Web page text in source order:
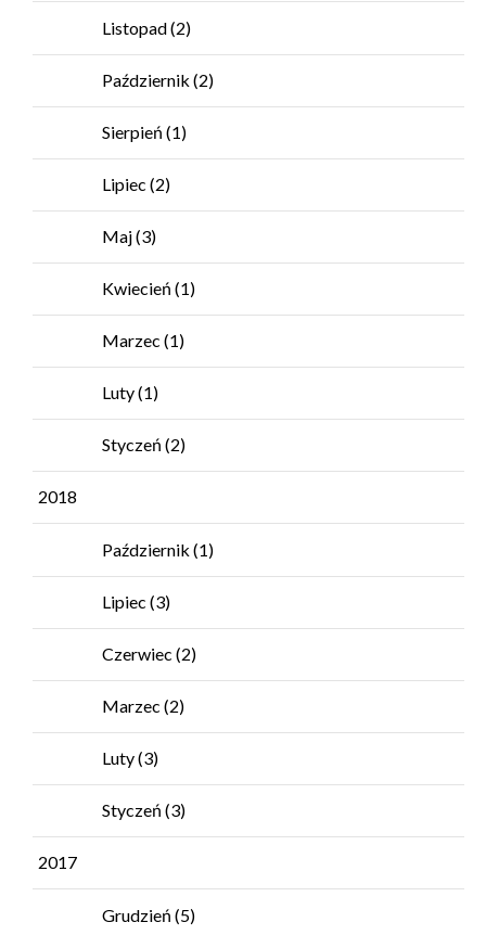
Listopad(2)
Październik (2)
Sierpień (1)
Lipiec (2)
Maj(3)
Kwiecień (1)
Marzec (1)
Luty(1)
Styczeń (2)
2018
Październik (1)
Lipiec (3)
Czerwiec (2)
Marzec (2)
Luty(3)
Styczeń (3)
2017
Grudzień (5)